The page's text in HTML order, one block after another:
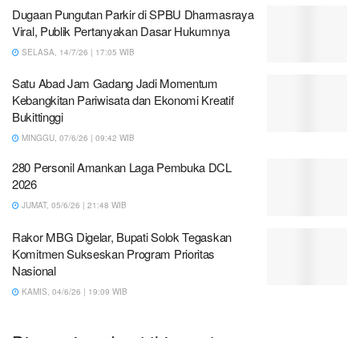
Dugaan Pungutan Parkir di SPBU Dharmasraya
Viral, Publik Pertanyakan Dasar Hukumnya
SELASA, 14/7/26 | 17:05 WIB
Satu Abad Jam Gadang Jadi Momentum
Kebangkitan Pariwisata dan Ekonomi Kreatif
Bukittinggi
MINGGU, 07/6/26 | 09:42 WIB
280 Personil Amankan Laga Pembuka DCL
2026
JUMAT, 05/6/26 | 21:48 WIB
Rakor MBG Digelar, Bupati Solok Tegaskan
Komitmen Sukseskan Program Prioritas
Nasional
KAMIS, 04/6/26 | 19:09 WIB